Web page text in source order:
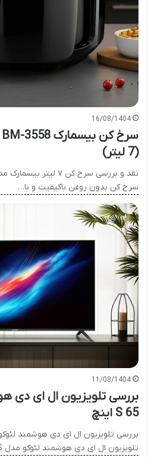
16/08/1404
(7 لیتر)
سرخ کن بدون روغن باکیفیت و با…
11/08/1404
S 65 اینچ
تلویزیون ال ای دی هوشمند لئوکو مدل L65JFS-S…